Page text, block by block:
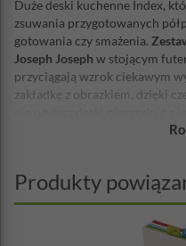
Duże deski kuchenne Index,
zsuwania przygotowanych
gotowania czy smażenia.
Joseph Joseph w stojącym
przyciągają wzrok ciekawym
zakładkę z obrazkiem, dzięki
krojenia warzyw, druga do
które mają być na niej krojone.
zostały dodatkowo
nie pozwolą na przesuwanie
sztuczne, z którego są
Produkty